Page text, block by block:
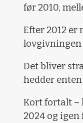
før 2010,
Efter 2012
lovgivningen
Det bliver
hedder enten
Kort fortalt –
2024 og igen